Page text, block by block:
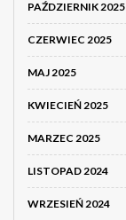
PAŹDZIERNIK 2025
CZERWIEC 2025
MAJ 2025
KWIECIEŃ 2025
MARZEC 2025
LISTOPAD 2024
WRZESIEŃ 2024